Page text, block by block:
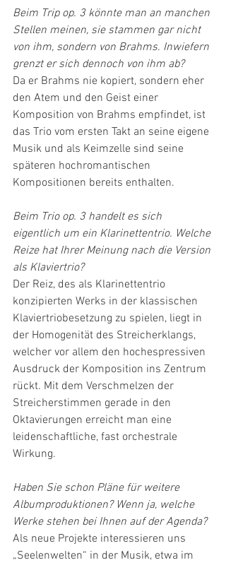
Beim Trip op. 3 könnte man an manchen
Stellen meinen, sie stammen gar nicht
von ihm, sondern von Brahms. Inwiefern
grenzt er sich dennoch von ihm ab?
Da er Brahms nie kopiert, sondern eher
den Atem und den Geist einer
Komposition von Brahms empfindet, ist
das Trio vom ersten Takt an seine eigene
Musik und als Keimzelle sind seine
späteren hochromantischen
Kompositionen bereits enthalten.
Beim Trio op. 3 handelt es sich
eigentlich um ein Klarinettentrio. Welche
Reize hat Ihrer Meinung nach die Version
als Klaviertrio?
Der Reiz, des als Klarinettentrio
konzipierten Werks in der klassischen
Klaviertriobesetzung zu spielen, liegt in
der Homogenität des Streicherklangs,
welcher vor allem den hochespressiven
Ausdruck der Komposition ins Zentrum
rückt. Mit dem Verschmelzen der
Streicherstimmen gerade in den
Oktavierungen erreicht man eine
leidenschaftliche, fast orchestrale
Wirkung.
Haben Sie schon Pläne für weitere
Albumproduktionen? Wenn ja, welche
Werke stehen bei Ihnen auf der Agenda?
Als neue Projekte interessieren uns
„Seelenwelten“ in der Musik, etwa im